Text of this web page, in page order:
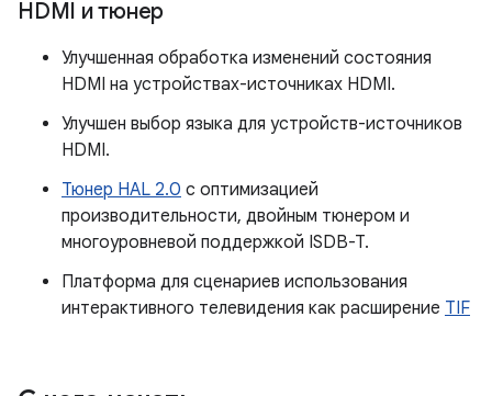
HDMI и тюнер
Улучшенная обработка изменений состояния
HDMI на устройствах-источниках HDMI.
Улучшен выбор языка для устройств-источников
HDMI.
Тюнер HAL 2.0 с оптимизацией
производительности, двойным тюнером и
многоуровневой поддержкой ISDB-T.
Платформа для сценариев использования
интерактивного телевидения как расширение TIF